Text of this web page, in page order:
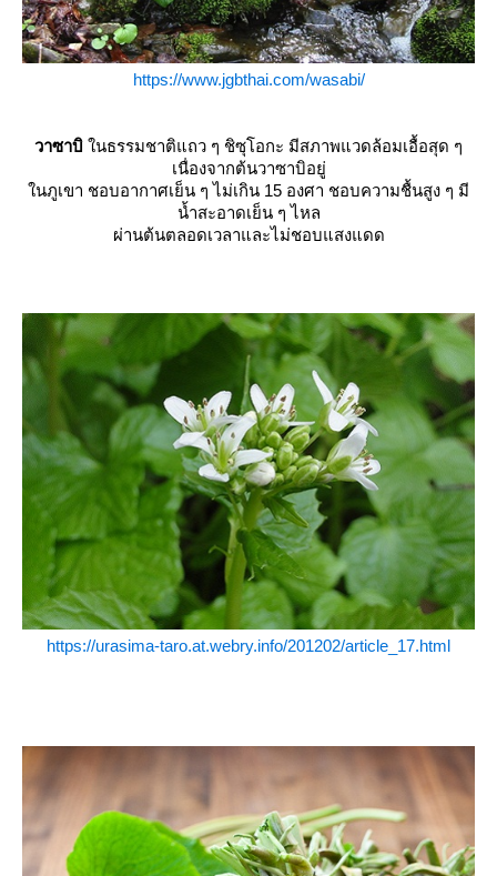
https://www.jgbthai.com/wasabi/
วาซาบิ นธรรมชาติแถว ๆ ชิซุโอกะ มีสภาพแวดล้อมเอื้อสุด ๆ
เนื่องจากต้นวาซาบิอยู่
นภูเขา ชอบอากาศเย็น ๆ ไม่เกิน 15 องศา ชอบความชื้นสูง ๆ มี
น้ำสะอาดเย็น ๆ ไหล
ผ่านต้นตลอดเวลาและไม่ชอบแสงแดด
https://urasima-taro.at.webry.info/201202/article_17.html